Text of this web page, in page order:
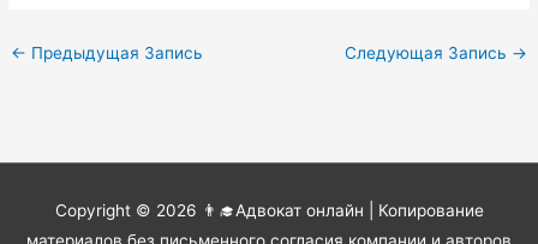
← Предыдущая Запись Следующая Запись →
Copyright © 2026 👨‍🎓Адвокат онлайн | Копирование